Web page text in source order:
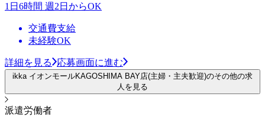
1日6時間 週2日からOK
交通費支給
未経験OK
詳細を見る 応募画面に進む
ikka イオンモールKAGOSHIMA BAY店(主婦・主夫歓迎)のその他の求
人を見る
派遣労働者